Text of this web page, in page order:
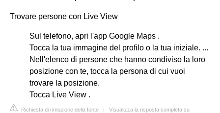
Trovare persone con Live View
Sul telefono, apri l'app Google Maps .
Tocca la tua immagine del profilo o la tua iniziale. ...
Nell'elenco di persone che hanno condiviso la loro
posizione con te, tocca la persona di cui vuoi
trovare la posizione.
Tocca Live View .
Richiesta di rimozione della fonte | Visualizza la risposta completa su